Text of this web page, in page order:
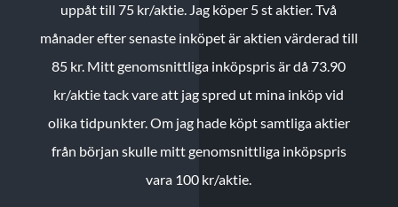
uppåt till 75 kr/aktie. Jag köper 5 st aktier.Två
månader efter senaste inköpet är aktien värderad till
85 kr. Mitt genomsnittliga inköpspris är då 73.90
kr/aktie tack vare att jag spred ut mina inköp vid
olika tidpunkter. Om jag hade köpt samtliga aktier
från början skulle mitt genomsnittliga inköpspris
vara 100 kr/aktie.